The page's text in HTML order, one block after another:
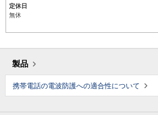
定休日
無休
製品
携帯電話の電波防護への適合性について